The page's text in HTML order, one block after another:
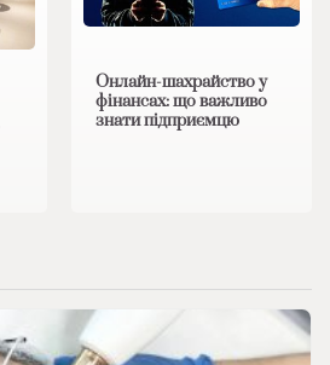
Онлайн-шахрайство у
фінансах: що важливо
знати підприємцю